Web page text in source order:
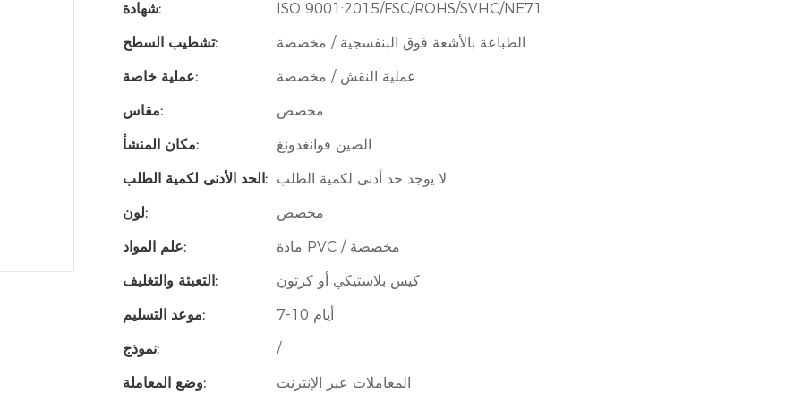
شهادة:
ISO 9001:2015/FSC/ROHS/SVHC/NE71
تشطيب السطح:
الطباعة بالأشعة فوق البنفسجية / مخصصة
عملية خاصة:
عملية النقش / مخصصة
مقاس:
مخصص
مكان المنشأ:
الصين قوانغدونغ
الحد الأدنى لكمية الطلب: لا يوجد حد أدنى لكمية الطلب
لون:
مخصص
علم المواد:
مادة PVC / مخصصة
التعبئة والتغليف:
كيس بلاستيكي أو كرتون
موعد التسليم:
7-10 أيام
نموذج:
/
وضع المعاملة:
المعاملات عبر الإنترنت